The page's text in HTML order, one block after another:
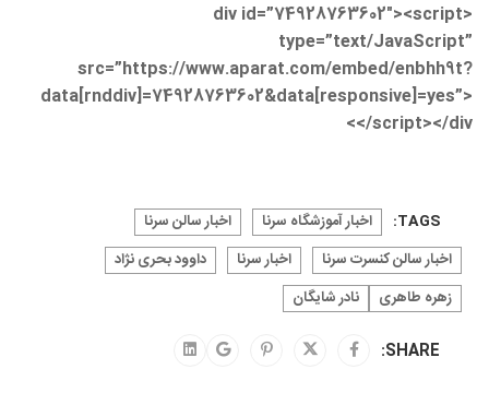
<div id=”74928763602″><script
type=”text/JavaScript”
src=”https://www.aparat.com/embed/enbhh9t?
data[rnddiv]=74928763602&data[responsive]=yes”>
</script></div>
TAGS: اخبار آموزشگاه سرنا
اخبار سالن سرنا
اخبار سالن کنسرت سرنا
اخبار سرنا
داوود بحری نژاد
زهره طاهری
نادر شایگان
SHARE: